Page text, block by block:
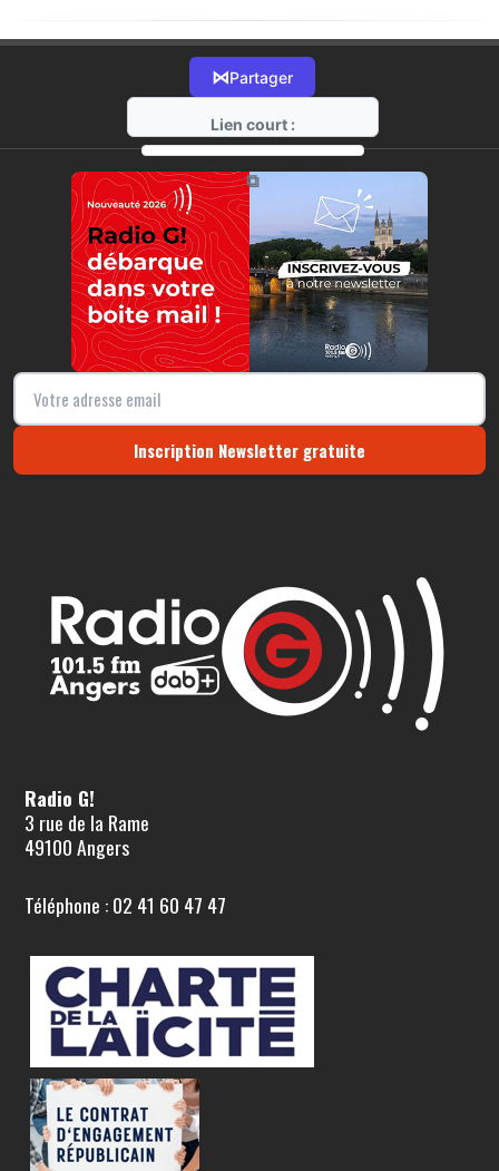
⋈Partager
Lien court :
https://radio-g.fr?17954
⧉
Inscription Newsletter gratuite
Radio G!
3 rue de la Rame
49100 Angers
Téléphone : 02 41 60 47 47